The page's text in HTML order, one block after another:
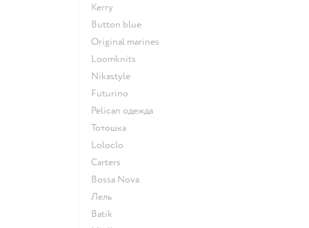
Kerry
Button blue
Original marines
Loomknits
Nikastyle
Futurino
Pelican одежда
Тотошка
Loloclo
Сarters
Bossa Nova
Лель
Batik